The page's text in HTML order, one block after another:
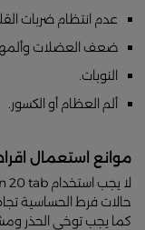
عدم انتظام ضربات
ضعف العضلات
النوبات.
ألم العظام أو الكسور.
موانع استعمال
حالات فرط الحساسية
كما يجب توخي الحذر